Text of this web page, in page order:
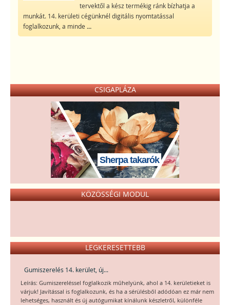
tervektől a kész termékig ránk bízhatja a
munkát. 14. kerületi cégünknél digitális nyomtatással
foglalkozunk, a minde ...
CSIGAPLÁZA
Sherpa takarók
KÖZÖSSÉGI MODUL
LEGKERESETTEBB
Gumiszerelés 14. kerület, új...
Leírás: Gumiszereléssel foglalkozik műhelyünk, ahol a 14. kerületieket is
várjuk! Javítással is foglalkozunk, és ha a sérülésből adódóan ez már nem
lehetséges, használt és új autógumikat kínálunk készletről, különféle